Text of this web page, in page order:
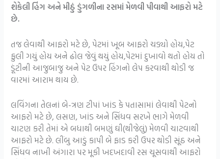
શેકેલી હિંગ અને મીઠું ડુંગળીના રસમાં મેળવી પીવાથી આફરો મટે
છે.
તજ લેવાથી આફરો મટે છે, પેટમાં ખૂબ આફરો ચડ્યો હોય,પેટ
ફુલી ગયું હોય અને ઢોલ જેવું થયું હોય,પેટમાં દુખાવો થતો હોય તો
ડૂંટીની આજુબાજુ અને પેટ ઉપર હિંગનો લેપ કરવાથી થોડી જ
વારમાં આરામ થાય છે.
લવિંગના તેલનાં બે-ત્રણ ટીપાં ખાંડ કે પતાસામાં લેવાથી પેટનો
આફરો મટે છે, લસણ, ખાંડ અને સિંધવ સરખે ભાગે મેળવી
ચાટણ કરી તેમાં એ બધાથી બમણું ઘી(થીજેલું) મેળવી ચાટવાથી
આફરો મટે છે. લીંબુ આડું કાપી બે ફાડ કરી ઉપર થોડી સૂંઠ અને
સિંધવ નાખી અંગારા પર મૂકી ખદખદાવી રસ ચૂસવાથી આફરો